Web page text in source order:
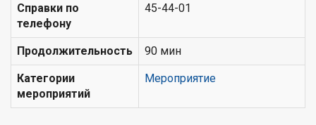
Справки по
телефону
45-44-01
Продолжительность 90 мин
Категории
мероприятий
Мероприятие